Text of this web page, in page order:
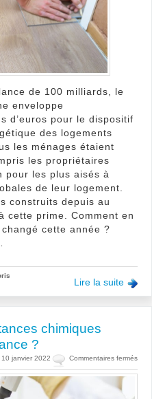
de 100 milliards, le
enveloppe
d’euros pour le dispositif
des logements
les ménages étaient
les propriétaires
pour les plus aisés à
de leur logement.
construits depuis au
cette prime. Comment en
cette année ?
Lire la suite
chimiques
?
janvier 2022 Commentaires ferméssur